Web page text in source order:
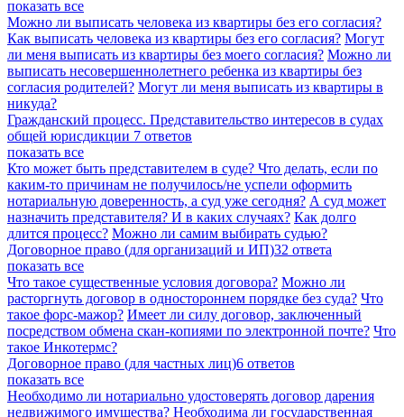
показать все
Можно ли выписать человека из квартиры без его согласия?
Как выписать человека из квартиры без его согласия? Могут
ли меня выписать из квартиры без моего согласия? Можно ли
выписать несовершеннолетнего ребенка из квартиры без
согласия родителей? Могут ли меня выписать из квартиры в
никуда?
Гражданский процесс. Представительство интересов в судах
общей юрисдикции 7 ответов
показать все
Кто может быть представителем в суде? Что делать, если по
каким-то причинам не получилось/не успели оформить
нотариальную доверенность, а суд уже сегодня? А суд может
назначить представителя? И в каких случаях? Как долго
длится процесс? Можно ли самим выбирать судью?
Договорное право (для организаций и ИП)32 ответа
показать все
Что такое существенные условия договора? Можно ли
расторгнуть договор в одностороннем порядке без суда? Что
такое форс-мажор? Имеет ли силу договор, заключенный
посредством обмена скан-копиями по электронной почте? Что
такое Инкотермс?
Договорное право (для частных лиц)6 ответов
показать все
Необходимо ли нотариально удостоверять договор дарения
недвижимого имущества? Необходима ли государственная